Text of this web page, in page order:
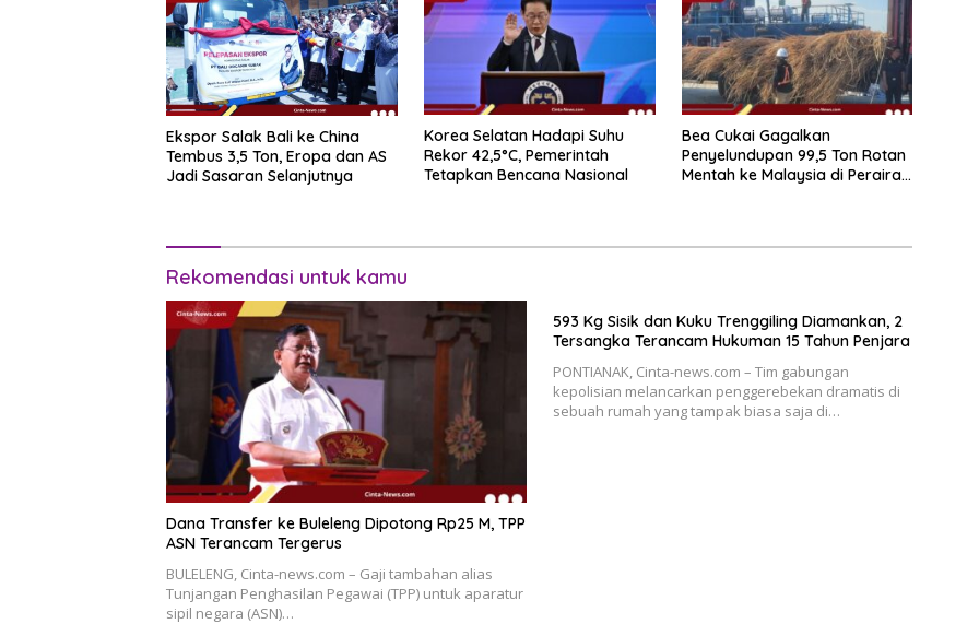
Ekspor Salak Bali ke China
Tembus 3,5 Ton, Eropa dan AS
Jadi Sasaran Selanjutnya
Korea Selatan Hadapi Suhu
Rekor 42,5°C, Pemerintah
Tetapkan Bencana Nasional
Bea Cukai Gagalkan
Penyelundupan 99,5 Ton Rotan
Mentah ke Malaysia di Perairan
Rekomendasi untuk kamu
Dana Transfer ke Buleleng Dipotong Rp25 M, TPP
ASN Terancam Tergerus
BULELENG, Cinta-news.com – Gaji tambahan alias
Tunjangan Penghasilan Pegawai (TPP) untuk aparatur
sipil negara (ASN)…
593 Kg Sisik dan Kuku Trenggiling Diamankan, 2
Tersangka Terancam Hukuman 15 Tahun Penjara
PONTIANAK, Cinta-news.com – Tim gabungan
kepolisian melancarkan penggerebekan dramatis di
sebuah rumah yang tampak biasa saja di…